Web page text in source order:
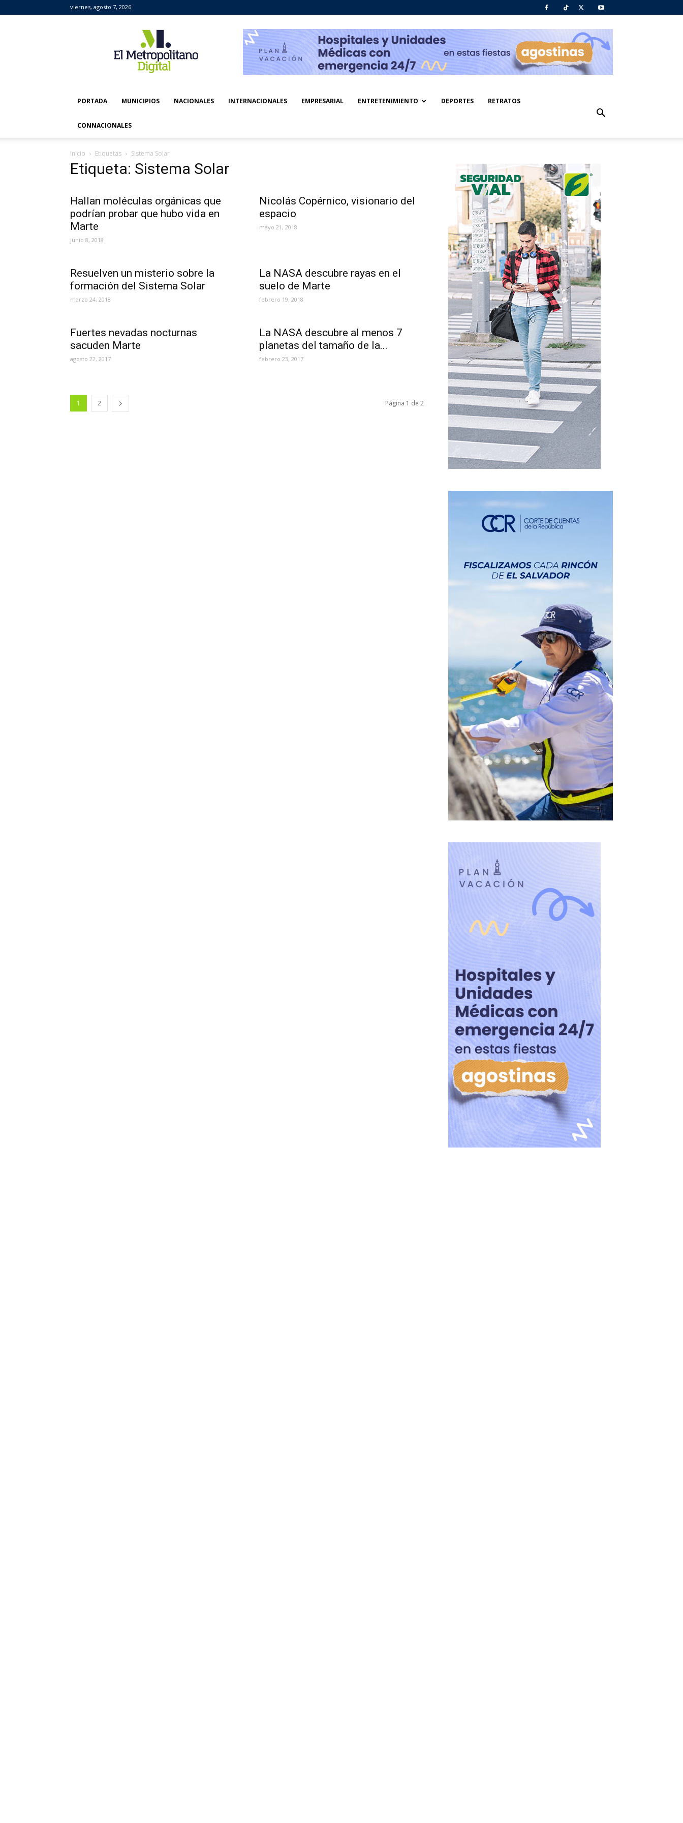
viernes, agosto 7, 2026
Metropolitano
Digital
PORTADA MUNICIPIOS NACIONALES INTERNACIONALES EMPRESARIAL ENTRETENIMIENTO DEPORTES RETRATOS
CONNACIONALES
Inicio Etiquetas Sistema Solar
Etiqueta: Sistema Solar
Hallan moléculas orgánicas que
podrían probar que hubo vida en
Marte
junio 8, 2018
Nicolás Copérnico, visionario del
espacio
mayo 21, 2018
Resuelven un misterio sobre la
formación del Sistema Solar
marzo 24, 2018
La NASA descubre rayas en el
suelo de Marte
febrero 19, 2018
Fuertes nevadas nocturnas
sacuden Marte
agosto 22, 2017
La NASA descubre al menos 7
planetas del tamaño de la...
febrero 23, 2017
1 2 Página 1 de 2